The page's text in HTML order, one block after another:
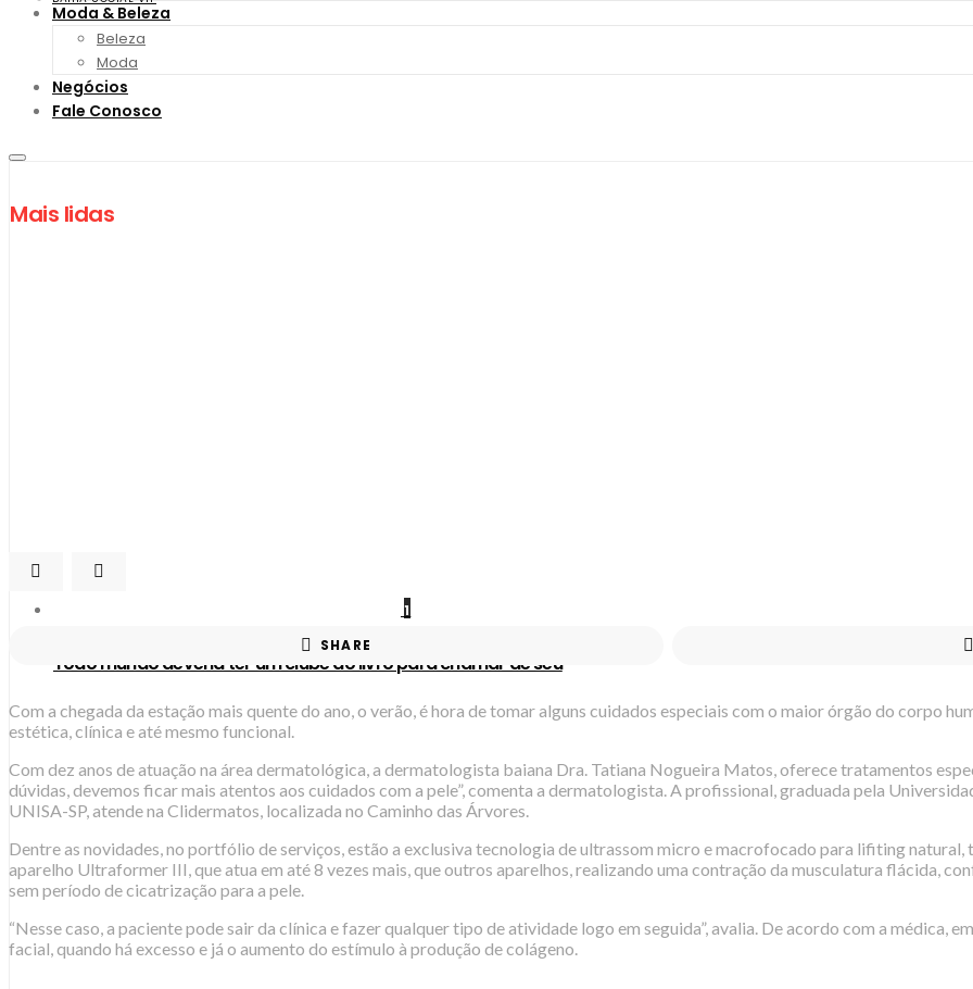
Moda & Beleza
Beleza
Moda
Negócios
Fale Conosco
Mais lidas
1
Todo mundo deveria ter um clube do livro para chamar de seu
SHARE
Com a chegada da estação mais quente do ano, o verão, é hora de tomar alguns cuidados especiais com o maior órgão do corpo
estética, clínica e até mesmo funcional.
Com dez anos de atuação na área dermatológica, a dermatologista baiana Dra. Tatiana Nogueira Matos, oferece tratamentos
dúvidas, devemos ficar mais atentos aos cuidados com a pele”, comenta a dermatologista. A profissional, graduada pela
UNISA-SP, atende na Clidermatos, localizada no Caminho das Árvores.
Dentre as novidades, no portfólio de serviços, estão a exclusiva tecnologia de ultrassom micro e macrofocado para lifiting
aparelho Ultraformer III, que atua em até 8 vezes mais, que outros aparelhos, realizando uma contração da musculatura flácida,
sem período de cicatrização para a pele.
“Nesse caso, a paciente pode sair da clínica e fazer qualquer tipo de atividade logo em seguida”, avalia. De acordo com a médica,
facial, quando há excesso e já o aumento do estímulo à produção de colágeno.